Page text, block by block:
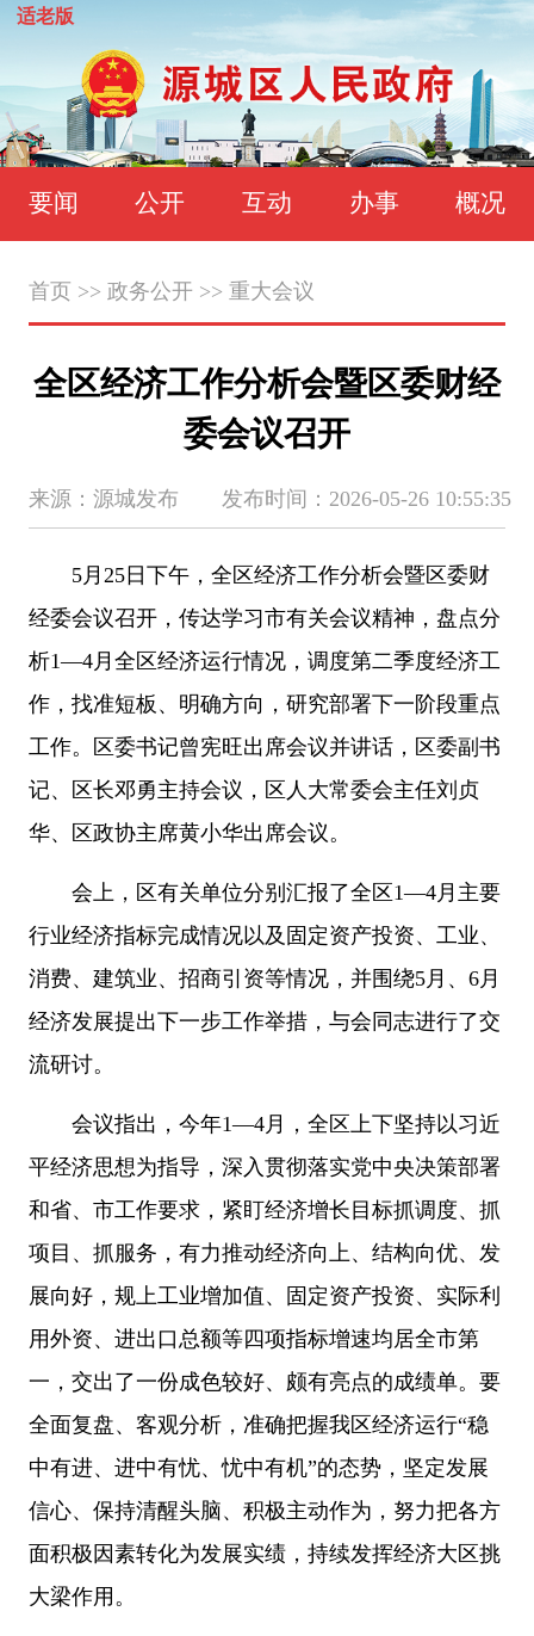
适老版
要闻 公开 互动 办事 概况
首页 >> 政务公开>> 重大会议
全区经济工作分析会暨区委财经
委会议召开
来源：源城发布 发布时间：2026-05-26 10:55:35
5月25日下午，全区经济工作分析会暨区委财
经委会议召开，传达学习市有关会议精神，盘点分
析1—4月全区经济运行情况，调度第二季度经济工
作，找准短板、明确方向，研究部署下一阶段重点
工作。区委书记曾宪旺出席会议并讲话，区委副书
记、区长邓勇主持会议，区人大常委会主任刘贞
华、区政协主席黄小华出席会议。
会上，区有关单位分别汇报了全区1—4月主要
行业经济指标完成情况以及固定资产投资、工业、
消费、建筑业、招商引资等情况，并围绕5月、6月
经济发展提出下一步工作举措，与会同志进行了交
流研讨。
会议指出，今年1—4月，全区上下坚持以习近
平经济思想为指导，深入贯彻落实党中央决策部署
和省、市工作要求，紧盯经济增长目标抓调度、抓
项目、抓服务，有力推动经济向上、结构向优、发
展向好，规上工业增加值、固定资产投资、实际利
用外资、进出口总额等四项指标增速均居全市第
一，交出了一份成色较好、颇有亮点的成绩单。要
全面复盘、客观分析，准确把握我区经济运行“稳
中有进、进中有忧、忧中有机”的态势，坚定发展
信心、保持清醒头脑、积极主动作为，努力把各方
面积极因素转化为发展实绩，持续发挥经济大区挑
大梁作用。